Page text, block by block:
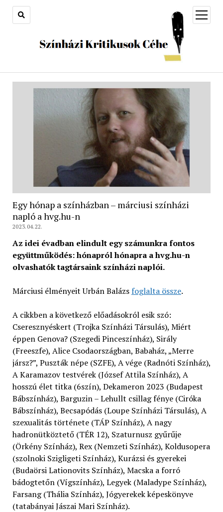
open
menu
Egy hónap a színházban – márciusi színházi
napló a hvg.hu-n
2023.04.22.
Az idei évadban elindult egy számunkra fontos
együttműködés: hónapról hónapra a hvg.hu-n
olvashatók tagtársaink színházi naplói.
Márciusi élményeit Urbán Balázs foglalta össze.
A cikkben a következő előadásokról esik szó:
Cseresznyéskert (Trojka Színházi Társulás), Miért
éppen Genova? (Szegedi Pinceszínház), Sirály
(Freeszfe), Alice Csodaországban, Babaház, „Merre
jársz?”, Puszták népe (SZFE), A vége (Radnóti Színház),
A Karamazov testvérek (József Attila Színház), A
hosszú élet titka (6szín), Dekameron 2023 (Budapest
Bábszínház), Barguzin – Lehullt csillag fénye (Ciróka
Bábszínház), Becsapódás (Loupe Színházi Társulás), A
szexualitás története (TÁP Színház), A nagy
hadronütköztető (TÉR 12), Szaturnusz gyűrűje
(Örkény Színház), Rex (Nemzeti Színház), Koldusopera
(szolnoki Szigligeti Színház), Kurázsi és gyerekei
(Budaörsi Lationovits Színház), Macska a forró
bádogtetőn (Vígszínház), Legyek (Maladype Színház),
Farsang (Thália Színház), Jógyerekek képeskönyve
(tatabányai Jászai Mari Színház).